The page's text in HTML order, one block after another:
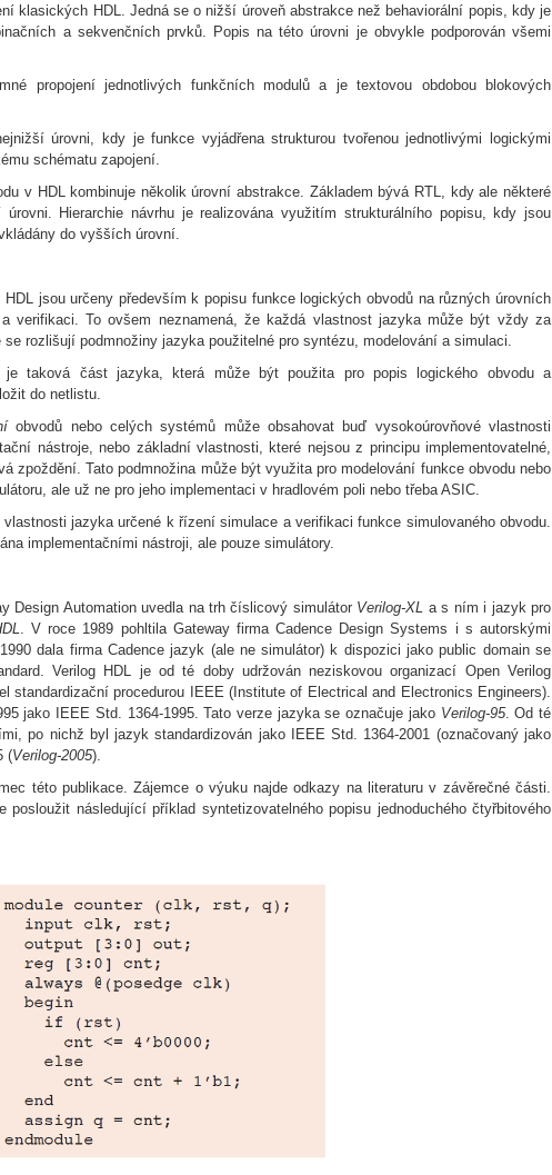
klasických HDL. Jedná se o nižší úroveň abstrakce než behaviorální popis, kdy je
a sekvenčních prvků. Popis na této úrovni je obvykle podporován všemi
propojení jednotlivých funkčních modulů a je textovou obdobou blokových
úrovni, kdy je funkce vyjádřena strukturou tvořenou jednotlivými logickými
schématu zapojení.
v HDL kombinuje několik úrovní abstrakce. Základem bývá RTL, kdy ale některé
Hierarchie návrhu je realizována využitím strukturálního popisu, kdy jsou
do vyšších úrovní.
jsou určeny především k popisu funkce logických obvodů na různých úrovních
verifikaci. To ovšem neznamená, že každá vlastnost jazyka může být vždy za
rozlišují podmnožiny jazyka použitelné pro syntézu, modelování a simulaci.
je taková část jazyka, která může být použita pro popis logického obvodu a
do netlistu.
obvodů nebo celých systémů může obsahovat buď vysokoúrovňové vlastnosti
nástroje, nebo základní vlastnosti, které nejsou z principu implementovatelné,
zpoždění. Tato podmnožina může být využita pro modelování funkce obvodu nebo
ale už ne pro jeho implementaci v hradlovém poli nebo třeba ASIC.
jazyka určené k řízení simulace a verifikaci funkce simulovaného obvodu.
implementačními nástroji, ale pouze simulátory.
Design Automation uvedla na trh číslicový simulátor Verilog-XL a s ním i jazyk pro
. V roce 1989 pohltila Gateway firma Cadence Design Systems i s autorskými
dala firma Cadence jazyk (ale ne simulátor) k dispozici jako public domain se
Verilog HDL je od té doby udržován neziskovou organizací Open Verilog
standardizační procedurou IEEE (Institute of Electrical and Electronics Engineers).
jako IEEE Std. 1364-1995. Tato verze jazyka se označuje jako Verilog-95. Od té
po nichž byl jazyk standardizován jako IEEE Std. 1364-2001 (označovaný jako
(Verilog-2005).
této publikace. Zájemce o výuku najde odkazy na literaturu v závěrečné části.
následující příklad syntetizovatelného popisu jednoduchého čtyřbitového